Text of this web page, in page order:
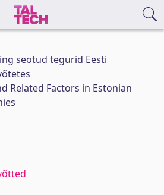
seotud tegurid Eesti
Related Factors in Estonian